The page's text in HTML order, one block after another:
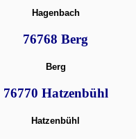
Hagenbach
76768 Berg
Berg
76770 Hatzenbühl
Hatzenbühl